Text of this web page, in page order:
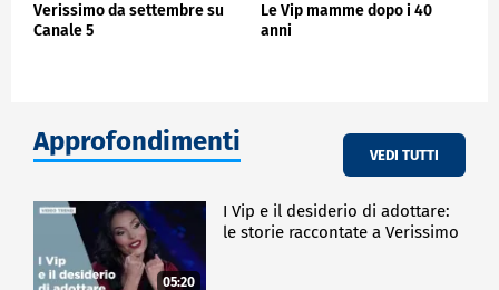
Verissimo da settembre su
Canale 5
Le Vip mamme dopo i 40
anni
Approfondimenti VEDI TUTTI
05:20
I Vip e il desiderio di adottare:
le storie raccontate a Verissimo